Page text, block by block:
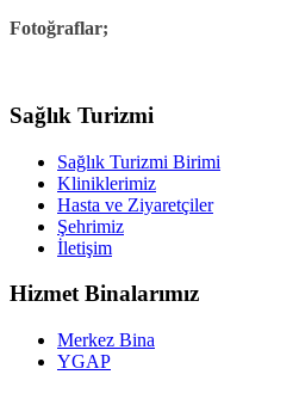
Fotoğraflar;
Sağlık Turizmi
Sağlık Turizmi Birimi
Kliniklerimiz
Hasta ve Ziyaretçiler
Şehrimiz
İletişim
Hizmet Binalarımız
Merkez Bina
YGAP